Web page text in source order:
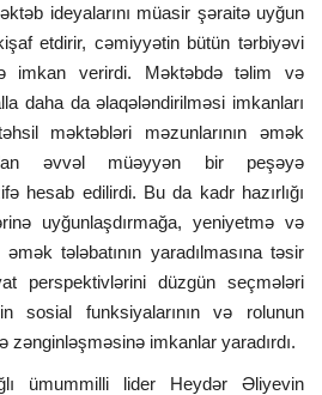
ideyalarını müasir şəraitə uyğun
etdirir, cəmiyyətin bütün tərbiyəvi
imkan verirdi. Məktəbdə təlim və
daha da əlaqələndirilməsi imkanları
məktəbləri məzunlarının əmək
əvvəl müəyyən bir peşəyə
hesab edilirdi. Bu da kadr hazırlığı
uyğunlaşdırmağa, yeniyetmə və
tələbatının yaradılmasına təsir
perspektivlərini düzgün seçmələri
sosial funksiyalarının və rolunun
zənginləşməsinə imkanlar yaradırdı.
ümummilli lider Heydər Əliyevin